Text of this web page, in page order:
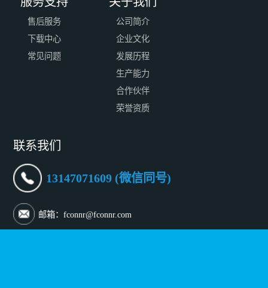
售后服务
下载中心
常见问题
公司简介
企业文化
发展历程
生产能力
合作伙伴
荣誉资质
联系我们
13147071609 (微信同号)
邮箱：fconnr@fconnr.com